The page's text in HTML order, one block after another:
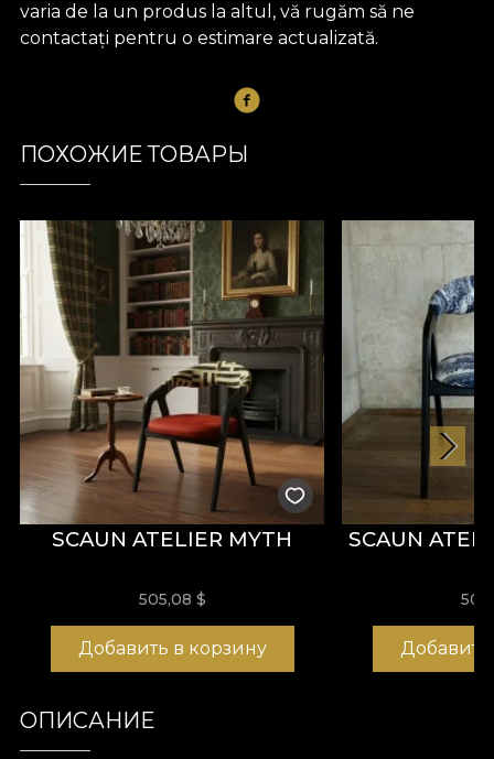
varia de la un produs la altul, vă rugăm să ne
contactați pentru o estimare actualizată.
ПОХОЖИЕ ТОВАРЫ
SCAUN ATELIER MYTH
505,08 $
Добавить в корзину
SCAUN
ОПИСАНИЕ